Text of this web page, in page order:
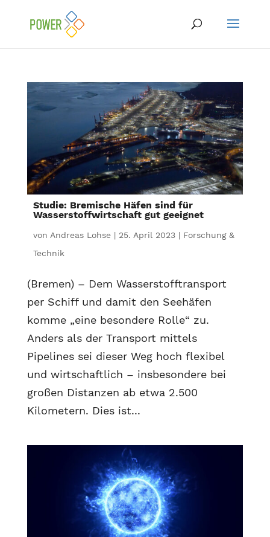
Studie: Bremische Häfen sind für
Wasserstoffwirtschaft gut geeignet
von Andreas Lohse| 25. April 2023| Forschung &
Technik
(Bremen) – Dem Wasserstofftransport
per Schiff und damit den Seehäfen
komme „eine besondere Rolle“ zu.
Anders als der Transport mittels
Pipelines sei dieser Weg hoch flexibel
und wirtschaftlich – insbesondere bei
großen Distanzen ab etwa 2.500
Kilometern. Dies ist...